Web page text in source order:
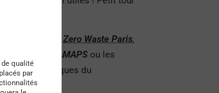
Zero Waste Paris,
AMAPS ou les
et écologiques du
qualité
par